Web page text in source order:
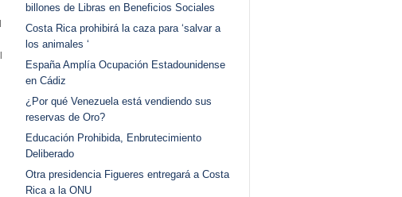
billones de Libras en Beneficios Sociales
Costa Rica prohibirá la caza para ‘salvar a
los animales ‘
España Amplía Ocupación Estadounidense
en Cádiz
¿Por qué Venezuela está vendiendo sus
reservas de Oro?
Educación Prohibida, Enbrutecimiento
Deliberado
Otra presidencia Figueres entregará a Costa
Rica a la ONU